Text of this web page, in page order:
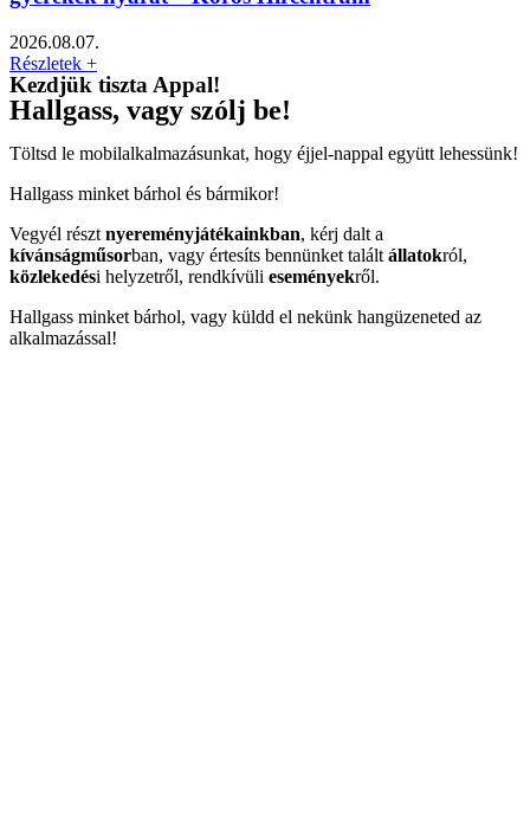
2026.08.07.
Részletek +
Kezdjük tiszta Appal!
Hallgass, vagy szólj be!
Töltsd le mobilalkalmazásunkat, hogy éjjel-nappal együtt lehessünk!
Hallgass minket bárhol és bármikor!
Vegyél részt nyereményjátékainkban, kérj dalt a
kívánságműsorban, vagy értesíts bennünket talált állatokról,
közlekedési helyzetről, rendkívüli eseményekről.
Hallgass minket bárhol, vagy küldd el nekünk hangüzeneted az
alkalmazással!